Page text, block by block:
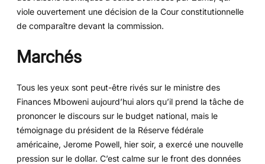
viole ouvertement une décision de la Cour constitutionnelle
de comparaître devant la commission.
Marchés
Tous les yeux sont peut-être rivés sur le ministre des
Finances Mboweni aujourd’hui alors qu’il prend la tâche de
prononcer le discours sur le budget national, mais le
témoignage du président de la Réserve fédérale
américaine, Jerome Powell, hier soir, a exercé une nouvelle
pression sur le dollar. C’est calme sur le front des données